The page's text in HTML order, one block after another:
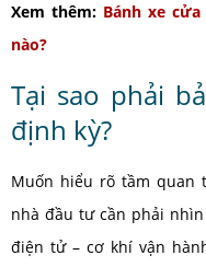
Xem thêm: Bánh xe
nào?
Tại sao phải
định kỳ?
Muốn hiểu rõ tầm quan
nhà đầu tư cần phải
điện tử – cơ khí vận